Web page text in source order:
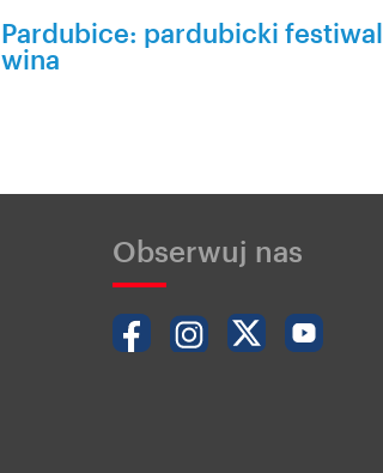
Pardubice: pardubicki festiwal
wina
Obserwuj nas